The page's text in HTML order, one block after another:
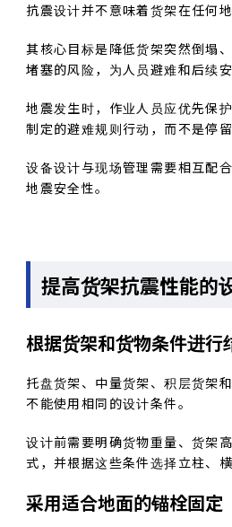
抗震设计并不意味着货架在任何
其核心目标是降低货架突然倒塌
堵塞的风险，为人员避难和后续
地震发生时，作业人员应优先保
制定的避难规则行动，而不是停
设备设计与现场管理需要相互配
地震安全性。
提高货架抗震性能的
根据货架和货物条件进行
托盘货架、中量货架、积层货架
不能使用相同的设计条件。
设计前需要明确货物重量、货架
式，并根据这些条件选择立柱、
采用适合地面的锚栓固定